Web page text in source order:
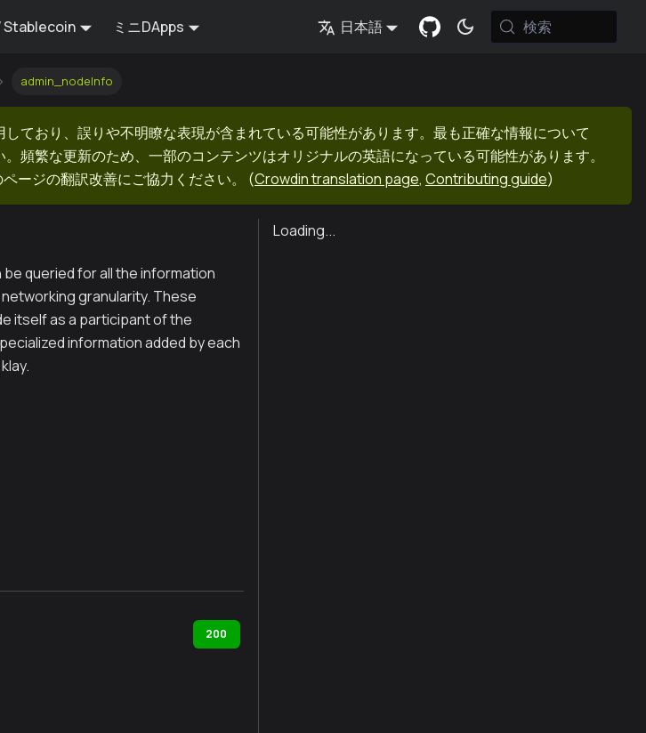
Stablecoin ミニDApps 日本語 検索
admin_nodeInfo
ており、誤りや不明瞭な表現が含まれている可能性があります。最も正確な情報について
頻繁な更新のため、一部のコンテンツはオリジナルの英語になっている可能性があります。
ージの翻訳改善にご協力ください。
(Crowdin translation page, Contributing guide)
queried for all the information
granularity. These
itself as a participant of the
information added by each
200
Loading...